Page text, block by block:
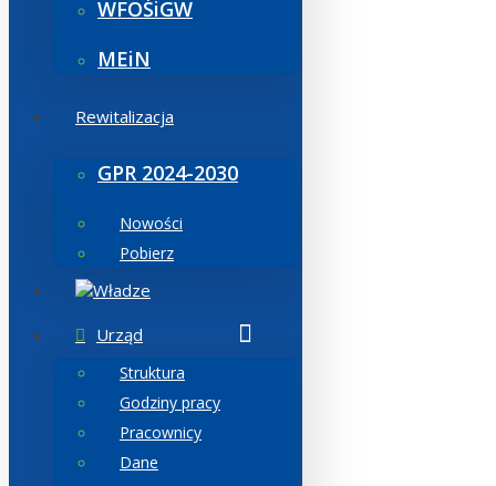
WFOŚiGW
MEiN
Rewitalizacja
GPR 2024-2030
Nowości
Pobierz
Władze
Urząd
Struktura
Godziny pracy
Pracownicy
Dane